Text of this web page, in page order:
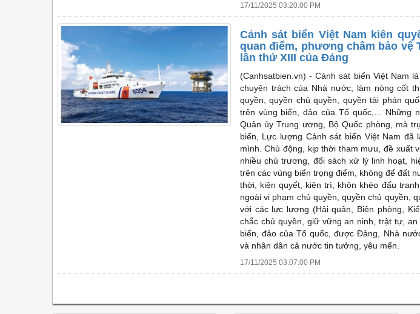
17/11/2025 03:20:00 PM
Cảnh sát biển Việt Nam kiên
quan điểm, phương châm bảo vệ
lần thứ XIII của Đảng
(Canhsatbien.vn) -Cảnh sát biển Việt Nam
chuyên trách của Nhà nước, làm nòng cốt
quyền, quyền chủ quyền, quyền tài phán
trên vùng biển, đảo của Tổ quốc,… Những
Quân ủy Trung ương, Bộ Quốc phòng, mà
biển, Lực lượng Cảnh sát biển Việt Nam đã
mình. Chủ động, kịp thời tham mưu, đề xuất
nhiều chủ trương, đối sách xử lý linh hoạt,
trên các vùng biển trọng điểm, không để đất
thời, kiên quyết, kiên trì, khôn khéo đấu
ngoài vi phạm chủ quyền, quyền chủ quyền,
với các lực lượng (Hải quân, Biên phòng,
chắc chủ quyền, giữ vững an ninh, trật tự,
biển, đảo của Tổ quốc, được Đảng, Nhà
và nhân dân cả nước tin tưởng, yêu mến.
17/11/2025 03:07:00 PM